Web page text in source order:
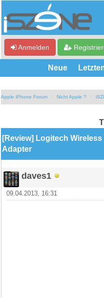
Anmelden
Neue
Apple iPhone Forum Nicht Apple ?
[Review] Logitech Wireless
Adapter
daves1
09.04.2013, 16:31